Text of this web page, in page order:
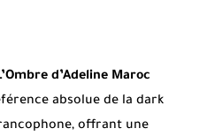
d’Adeline Maroc
absolue de la dark
offrant une